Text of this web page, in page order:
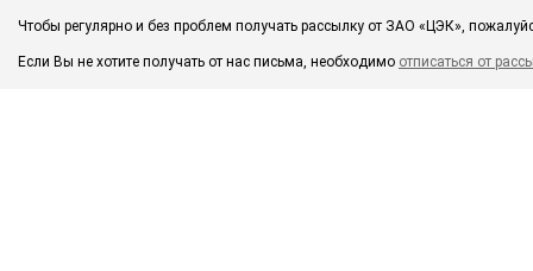
Чтобы регулярно и без проблем получать рассылку от ЗАО «ЦЭК»,
Если Вы не хотите получать от нас письма, необходимо отписаться от